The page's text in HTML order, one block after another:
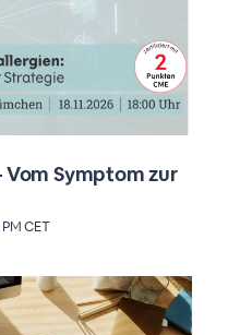
Symptom zur
CET